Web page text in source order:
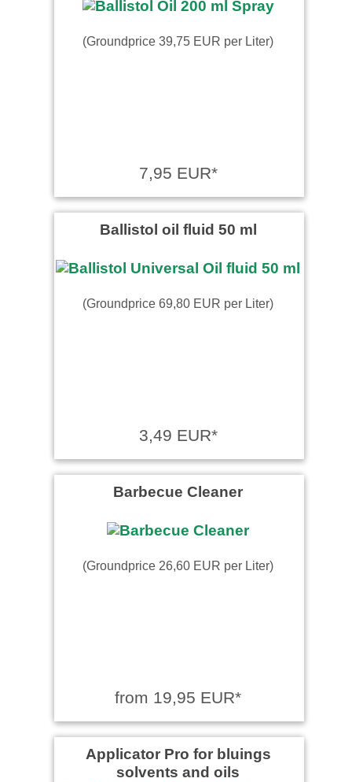
(Groundprice 39,75 EUR per Liter)
7,95 EUR*
Ballistol oil fluid 50 ml
(Groundprice 69,80 EUR per Liter)
3,49 EUR*
Barbecue Cleaner
(Groundprice 26,60 EUR per Liter)
from 19,95 EUR*
Applicator Pro for bluings
solvents and oils